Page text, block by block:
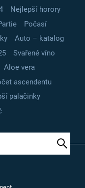
Nejlepší horory
Počasí
Auto – katalog
Svařené víno
Aloe vera
ascendentu
palačinky